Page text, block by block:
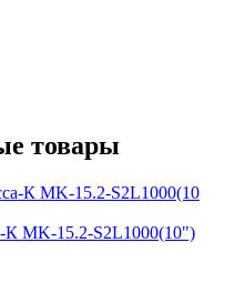
товары
К MK-15.2-S2L1000(10")